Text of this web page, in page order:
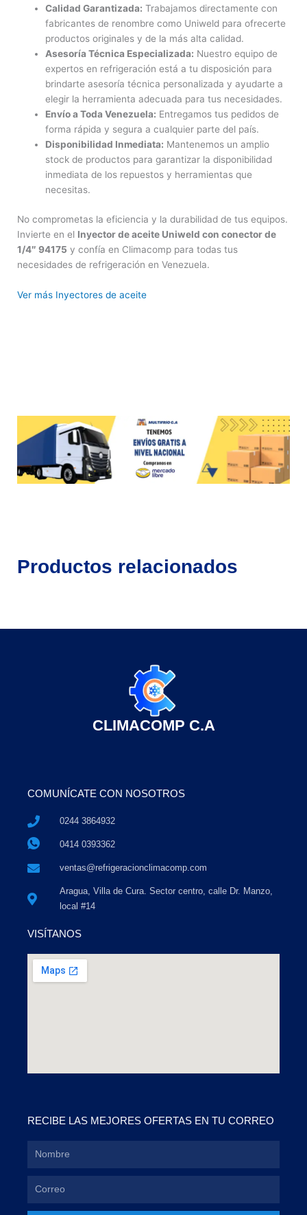
Calidad Garantizada: Trabajamos directamente con
fabricantes de renombre como Uniweld para ofrecerte
productos originales y de la más alta calidad.
Asesoría Técnica Especializada: Nuestro equipo de
expertos en refrigeración está a tu disposición para
brindarte asesoría técnica personalizada y ayudarte a
elegir la herramienta adecuada para tus necesidades.
Envío a Toda Venezuela: Entregamos tus pedidos de
forma rápida y segura a cualquier parte del país.
Disponibilidad Inmediata: Mantenemos un amplio
stock de productos para garantizar la disponibilidad
inmediata de los repuestos y herramientas que
necesitas.
No comprometas la eficiencia y la durabilidad de tus equipos.
Invierte en el Inyector de aceite Uniweld con conector de
1/4″ 94175 y confía en Climacomp para todas tus
necesidades de refrigeración en Venezuela.
Ver más Inyectores de aceite
Productos relacionados
CLIMACOMP C.A
COMUNÍCATE CON NOSOTROS
0244 3864932
0414 0393362
ventas@refrigeracionclimacomp.com
Aragua, Villa de Cura. Sector centro, calle Dr. Manzo,
local #14
VISÍTANOS
RECIBE LAS MEJORES OFERTAS EN TU CORREO